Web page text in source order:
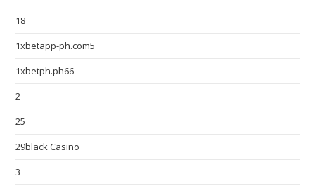
18
1xbetapp-ph.com5
1xbetph.ph66
2
25
29black Casino
3